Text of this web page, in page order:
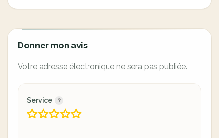
Donner mon avis
Votre adresse électronique ne sera pas publiée.
Service